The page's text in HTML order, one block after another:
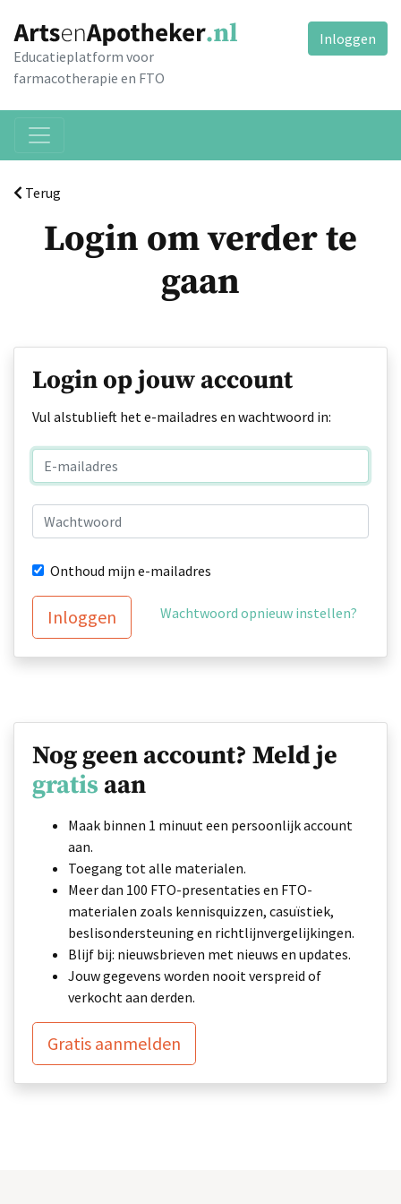
Educatieplatform voor
farmacotherapie en FTO
Inloggen
Terug
Login om verder te
gaan
Login op jouw account
Vul alstublieft het e-mailadres en wachtwoord in:
Onthoud mijn e-mailadres
Inloggen Wachtwoord opnieuw instellen?
Nog geen account? Meld je
gratis aan
Maak binnen 1 minuut een persoonlijk account
aan.
Toegang tot alle materialen.
Meer dan 100 FTO-presentaties en FTO-
materialen zoals kennisquizzen, casuïstiek,
beslisondersteuning en richtlijnvergelijkingen.
Blijf bij: nieuwsbrieven met nieuws en updates.
Jouw gegevens worden nooit verspreid of
verkocht aan derden.
Gratis aanmelden